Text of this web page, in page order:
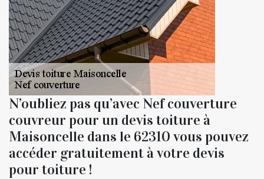
N’oubliez pas qu’avec Nef couverture
couvreur pour un devis toiture à
Maisoncelle dans le 62310 vous pouvez
accéder gratuitement à votre devis
pour toiture !